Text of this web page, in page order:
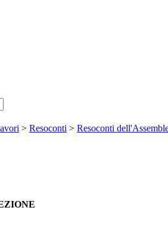
> Resoconti > Resoconti